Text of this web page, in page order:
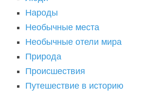
Народы
Необычные места
Необычные отели мира
Природа
Происшествия
Путешествие в историю